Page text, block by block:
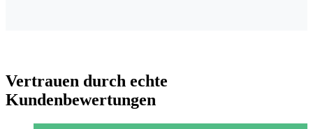
Vertrauen durch echte
Kundenbewertungen